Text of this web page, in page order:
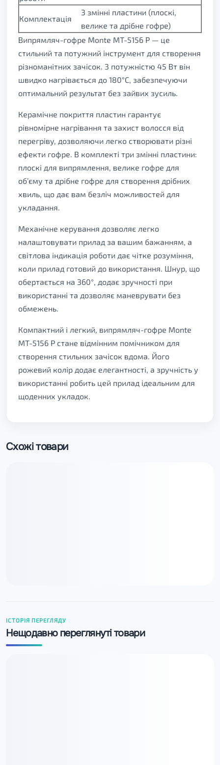
Комплектація
3 змінні пластини (плоскі,
велике та дрібне гофре)
Випрямляч-гофре Monte MT-5156 P — це
стильний та потужний інструмент для створення
різноманітних зачісок. З потужністю 45 Вт він
швидко нагрівається до 180°C, забезпечуючи
оптимальний результат без зайвих зусиль.
Керамічне покриття пластин гарантує
рівномірне нагрівання та захист волосся від
перегріву, дозволяючи легко створювати різні
ефекти гофре. В комплекті три змінні пластини:
плоскі для випрямлення, велике гофре для
об’єму та дрібне гофре для створення дрібних
хвиль, що дає вам безліч можливостей для
укладання.
Механічне керування дозволяє легко
налаштовувати прилад за вашим бажанням, а
світлова індикація роботи дає чітке розуміння,
коли прилад готовий до використання. Шнур, що
обертається на 360°, додає зручності при
використанні та дозволяє маневрувати без
обмежень.
Компактний і легкий, випрямляч-гофре Monte
MT-5156 P стане відмінним помічником для
створення стильних зачісок вдома. Його
рожевий колір додає елегантності, а зручність у
використанні робить цей прилад ідеальним для
щоденних укладок.
Схожі товари
ІСТОРІЯ ПЕРЕГЛЯДУ
Нещодавно переглянуті товари